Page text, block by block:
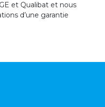
et Qualibat et nous
d’une garantie